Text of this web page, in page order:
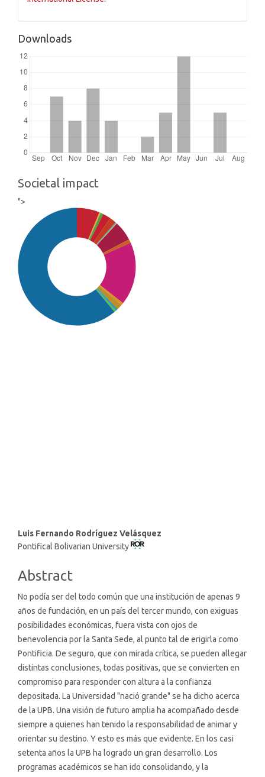
Downloads
Societal impact
">
Main
Article
Luis Fernando Rodríguez Velásquez
Pontifical Bolivarian University
Abstract
No podía ser del todo común que una institución de apenas 9
años de fundación, en un país del tercer mundo, con exiguas
posibilidades económicas, fuera vista con ojos de
benevolencia por la Santa Sede, al punto tal de erigirla como
Pontificia. De seguro, que con mirada crítica, se pueden allegar
distintas conclusiones, todas positivas, que se convierten en
compromiso para responder con altura a la confianza
depositada. La Universidad "nació grande" se ha dicho acerca
de la UPB. Una visión de futuro amplia ha acompañado desde
siempre a quienes han tenido la responsabilidad de animar y
orientar su destino. Y esto es más que evidente. En los casi
setenta años la UPB ha logrado un gran desarrollo. Los
programas académicos se han ido consolidando, y la